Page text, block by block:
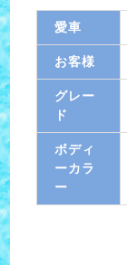
愛車
お客様
グレー
ド
ボディ
ーカラ
ー